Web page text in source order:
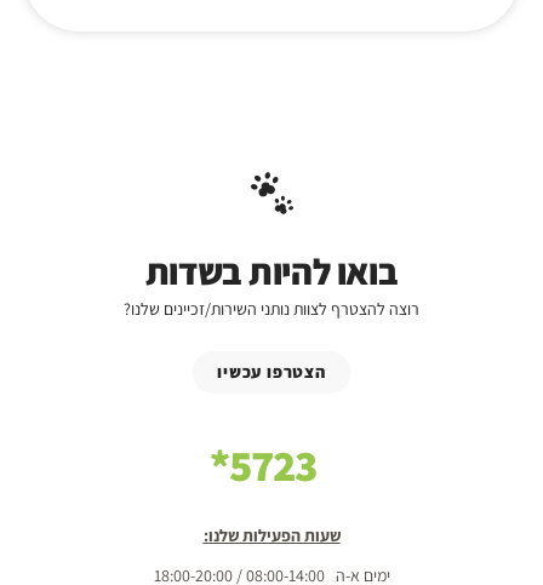
בואו להיות בשדות
רוצה להצטרף לצוות נותני השירות/זכיינים שלנו?
הצטרפו עכשיו
5723*
שעות הפעילות שלנו:
ימים א-ה 08:00-14:00 / 18:00-20:00